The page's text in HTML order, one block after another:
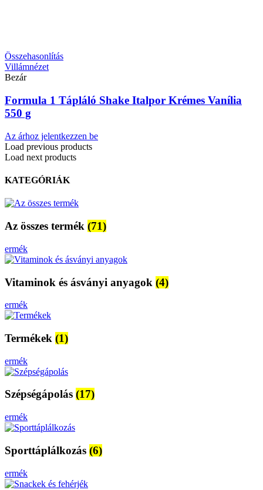
Összehasonlítás
Villámnézet
Bezár
Formula 1 Tápláló Shake Italpor Krémes Vanília
550 g
Az árhoz jelentkezzen be
Load previous products
Load next products
KATEGÓRIÁK
Az összes termék (71)
ermék
Vitaminok és ásványi anyagok (4)
ermék
Termékek (1)
ermék
Szépségápolás (17)
ermék
Sporttáplálkozás (6)
ermék